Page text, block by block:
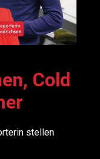
Cold
stellen